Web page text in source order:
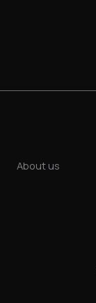
About us